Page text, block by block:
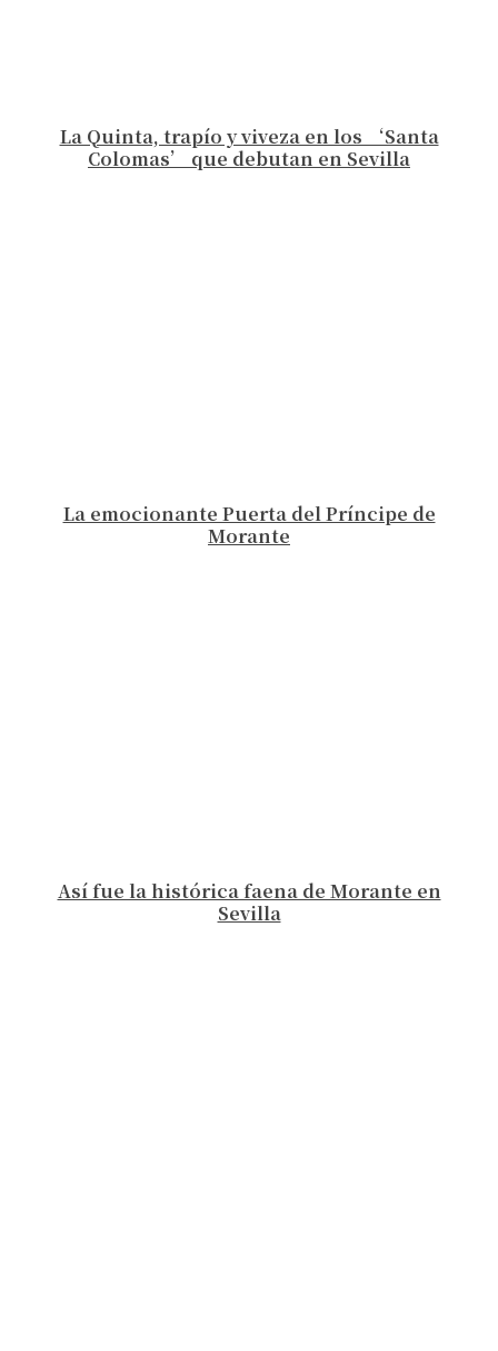
La Quinta, trapío y viveza en los ‘Santa
Colomas’ que debutan en Sevilla
La emocionante Puerta del Príncipe de
Morante
Así fue la histórica faena de Morante en
Sevilla